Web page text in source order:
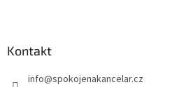
Kontakt
info@spokojenakancelar.cz